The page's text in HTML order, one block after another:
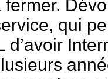
fermer.
qui
d’avoir